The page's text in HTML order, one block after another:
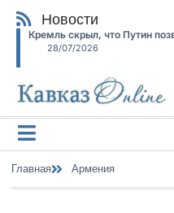
Новости
Кремль скрыл, что Путин
28/07/2026
Главная Армения